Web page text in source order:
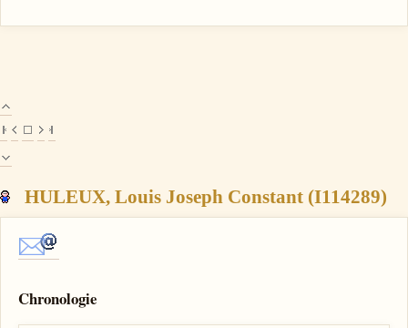
HULEUX, Louis Joseph Constant (I114289)
Chronologie